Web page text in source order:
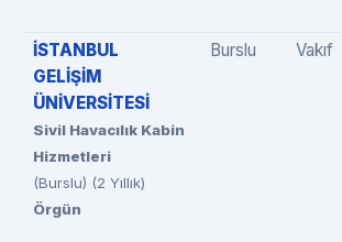
İSTANBUL
GELİŞİM
ÜNİVERSİTESİ
Sivil Havacılık Kabin
Hizmetleri
(Burslu) (2 Yıllık)
Örgün
Burslu Vakıf